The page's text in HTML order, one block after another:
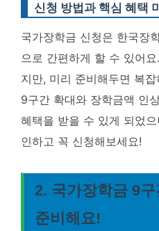
신청 방법과 핵심 혜택
국가장학금 신청은 한국장
으로 간편하게 할 수 있어
지만, 미리 준비해두면 복
9구간 확대와 장학금액 인
혜택을 받을 수 있게 되었
인하고 꼭 신청해보세요!
2. 국가장학금 9구
준비해요!